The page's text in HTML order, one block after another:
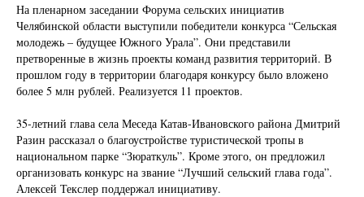
На пленарном заседании Форума сельских инициатив
Челябинской области выступили победители конкурса “Сельская
молодежь – будущее Южного Урала”. Они представили
претворенные в жизнь проекты команд развития территорий. В
прошлом году в территории благодаря конкурсу было вложено
более 5 млн рублей. Реализуется 11 проектов.
35-летний глава села Меседа Катав-Ивановского района Дмитрий
Разин рассказал о благоустройстве туристической тропы в
национальном парке “Зюраткуль”. Кроме этого, он предложил
организовать конкурс на звание “Лучший сельский глава года”.
Алексей Текслер поддержал инициативу.